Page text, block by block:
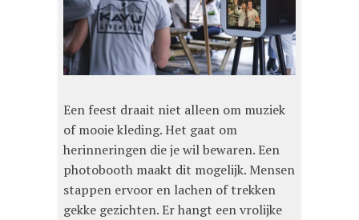
Een feest draait niet alleen om muziek
of mooie kleding. Het gaat om
herinneringen die je wil bewaren. Een
photobooth maakt dit mogelijk. Mensen
stappen ervoor en lachen of trekken
gekke gezichten. Er hangt een vrolijke